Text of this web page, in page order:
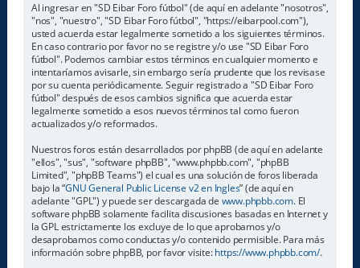
Al ingresar en "SD Eibar Foro fútbol" (de aquí en adelante "nosotros",
"nos", "nuestro", "SD Eibar Foro fútbol", "https://eibarpool.com"),
usted acuerda estar legalmente sometido a los siguientes términos.
En caso contrario por favor no se registre y/o use "SD Eibar Foro
fútbol". Podemos cambiar estos términos en cualquier momento e
intentaríamos avisarle, sin embargo sería prudente que los revisase
por su cuenta periódicamente. Seguir registrado a "SD Eibar Foro
fútbol" después de esos cambios significa que acuerda estar
legalmente sometido a esos nuevos términos tal como fueron
actualizados y/o reformados.
Nuestros foros están desarrollados por phpBB (de aquí en adelante
"ellos", "sus", "software phpBB", "www.phpbb.com", "phpBB
Limited", "phpBB Teams") el cual es una solución de foros liberada
bajo la “GNU General Public License v2 en Ingles” (de aquí en
adelante "GPL") y puede ser descargada de www.phpbb.com. El
software phpBB solamente facilita discusiones basadas en Internet y
la GPL estrictamente los excluye de lo que aprobamos y/o
desaprobamos como conductas y/o contenido permisible. Para más
información sobre phpBB, por favor visite:https://www.phpbb.com/.